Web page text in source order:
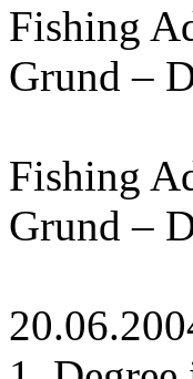
Fishing
Grund –
Fishing
Grund –